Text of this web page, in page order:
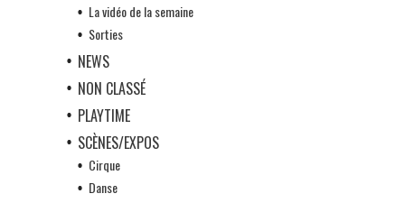
La vidéo de la semaine
Sorties
NEWS
NON CLASSÉ
PLAYTIME
SCÈNES/EXPOS
Cirque
Danse